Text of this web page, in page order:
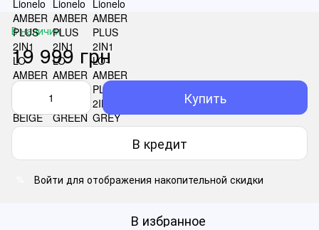
В наличии
19 999 грн
Купить
В кредит
Войти для отображения накопительной скидки
В избранное